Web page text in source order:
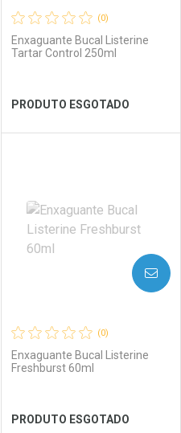
Ver Desconto Convênio
(0)
Enxaguante Bucal Listerine
Tartar Control 250ml
PRODUTO ESGOTADO
Laboratório
Ver Desconto Convênio
Por Menos
(0)
Enxaguante Bucal Listerine
Freshburst 60ml
PRODUTO ESGOTADO
AVISE-ME